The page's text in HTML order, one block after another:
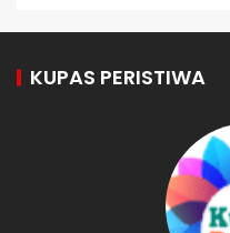
KUPAS PERISTIWA